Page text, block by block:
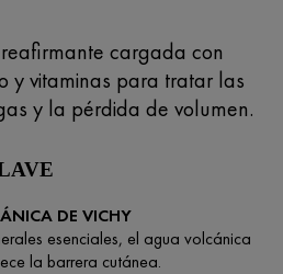
cargada con
y vitaminas para tratar las
y la pérdida de volumen.
DE VICHY
esenciales, el agua volcánica
la barrera cutánea.